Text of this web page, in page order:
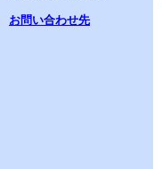
お問い合わせ先